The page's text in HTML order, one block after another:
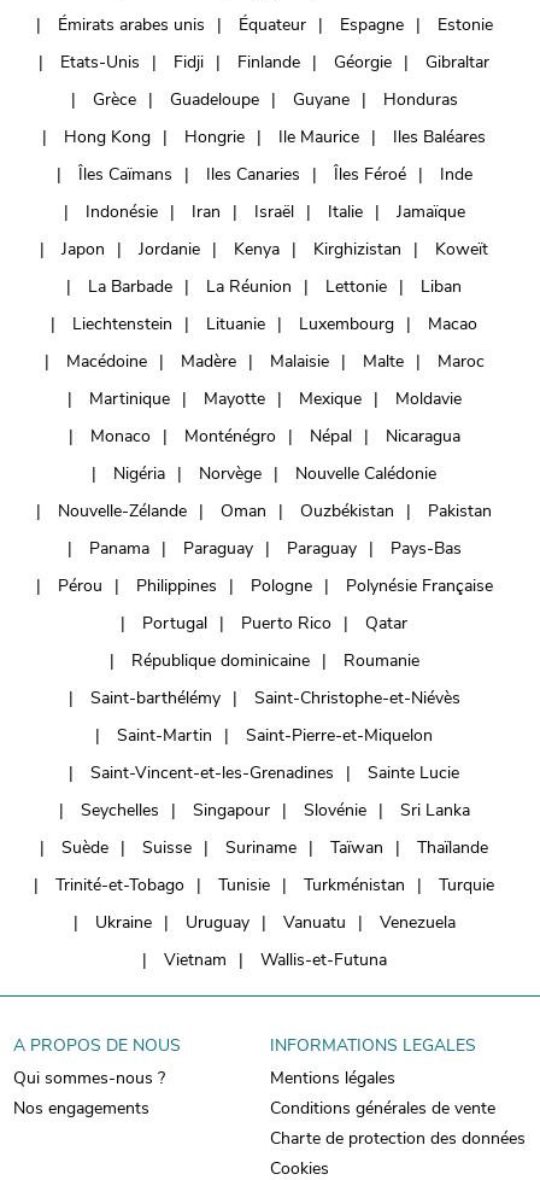
Émirats arabes unis
Équateur Espagne
Estonie
Etats-Unis
Fidji Finlande Géorgie
Gibraltar
Grèce
Guadeloupe Guyane
Honduras
Hong Kong
Hongrie Ile Maurice
Iles Baléares
Îles Caïmans
Iles Canaries Îles Féroé
Inde
Indonésie
Iran Israël Italie
Jamaïque
Japon
Jordanie Kenya Kirghizistan
Koweït
La Barbade
La Réunion Lettonie
Liban
Liechtenstein
Lituanie Luxembourg
Macao
Macédoine
Madère Malaisie Malte
Maroc
Martinique
Mayotte Mexique
Moldavie
Monaco
Monténégro Népal
Nicaragua
Nigéria
Norvège
Nouvelle Calédonie
Nouvelle-Zélande
Oman Ouzbékistan
Pakistan
Panama
Paraguay Paraguay
Pays-Bas
Pérou
Philippines Pologne
Polynésie Française
Portugal
Puerto Rico
Qatar
République dominicaine
Roumanie
Saint-barthélémy
Saint-Christophe-et-Niévès
Saint-Martin
Saint-Pierre-et-Miquelon
Saint-Vincent-et-les-Grenadines
Sainte Lucie
Seychelles
Singapour Slovénie
Sri Lanka
Suède
Suisse Suriname Taïwan
Thaïlande
Trinité-et-Tobago
Tunisie Turkménistan
Turquie
Ukraine
Uruguay Vanuatu
Venezuela
Vietnam
Wallis-et-Futuna
A PROPOS DE NOUS
Qui sommes-nous ?
Nos engagements
INFORMATIONS LEGALES
Mentions légales
Conditions générales de vente
Charte de protection des données
Cookies